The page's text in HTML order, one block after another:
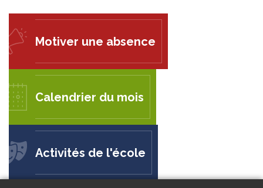
Motiver une absence
Calendrier du mois
Activités de l'école